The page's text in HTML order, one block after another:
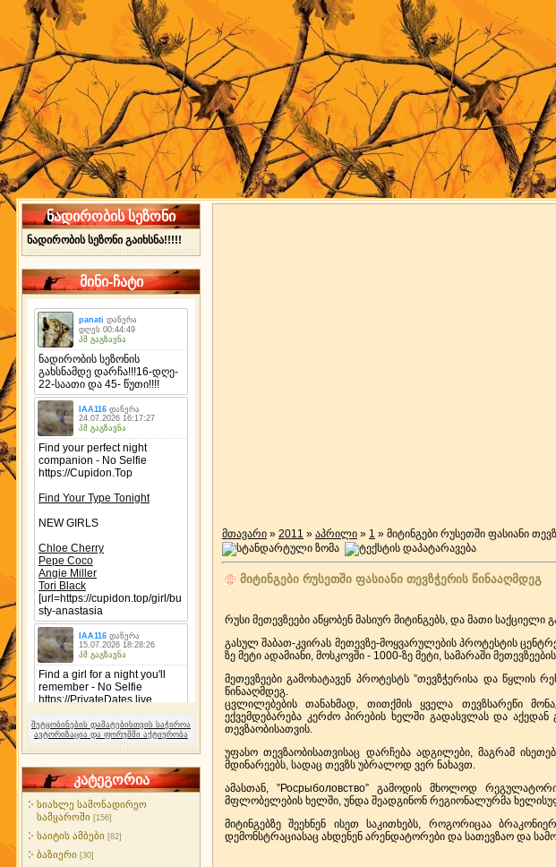
ნადირობის სეზონი
ნადირობის სეზონი გაიხსნა!!!!!
მინი-ჩატი
შეტყობინების დამატებისთვის საჭიროა
ავტორიზაცია და ფორუმში აქტიურობა
კატეგორია
სიახლე სამონადირეო
სამყაროში [156]
საიტის ამბები [82]
ბაზიერი [30]
მთავარი » 2011 » აპრილი » 1 » მიტინგები რუსეთში ფასიანი
მიტინგები რუსეთში ფასიანი თევზჭერის წინააღმდეგ
რუსი მეთევზეები აწყობენ მასიურ მიტინგებს, და მათი
გასულ შაბათ-კვირას მეთევზე-მოყვარულების პროტესტის
ზე მეტი ადამიანი, მოსკოვში - 1000-ზე მეტი, სამარაში
მეთევზეები გამოხატავენ პროტესტს ”თევზჭერისა და წყლის
წინააღმდეგ.
ცვლილებების თანახმად, თითქმის ყველა თევზსარეწი
ექვემდებარება კერძო პირების ხელში გადასვლას და
თევზაობისათვის.
უფასო თევზაობისათვისაც დარჩება ადგილები, მაგრამ
მდინარეებს, სადაც თევზს უბრალოდ ვერ ნახავთ.
ამასთან, ”Росрыболовство” გამოდის მხოლოდ
მფლობელების ხელში, უნდა შეადგინონ რეგიონალურმა
მიტინგებზე შეეხნენ ისეთ საკითხებს, როგორიცაა
დემონსტრაციასაც ახდენენ არენდატორები და სათევზაო და